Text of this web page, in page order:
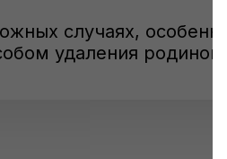
случаях,
удаления родинок.